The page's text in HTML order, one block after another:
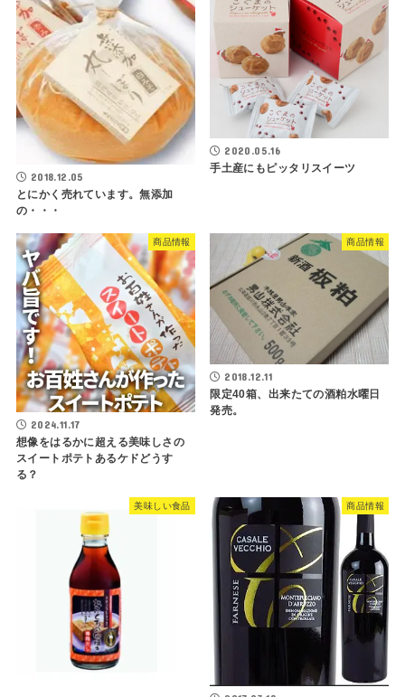
2018.12.05
とにかく売れています。無添加
の・・・
2020.05.16
手土産にもピッタリスイーツ
商品情報
2024.11.17
想像をはるかに超える美味しさの
スイートポテトあるケドどうす
る？
商品情報
2018.12.11
限定40箱、出来たての酒粕水曜日
発売。
美味しい食品 商品情報